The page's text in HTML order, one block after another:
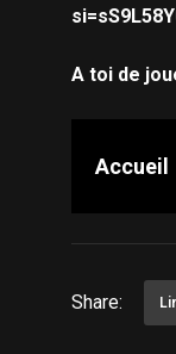
A toi de
Accueil
Share: